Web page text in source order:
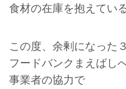
食材の在庫を抱えてい
この度、余剰になった
フードバンクまえばし
事業者の協力で